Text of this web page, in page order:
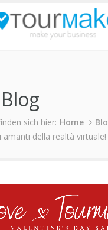
sich hier: Home
amanti della realtà virtuale!